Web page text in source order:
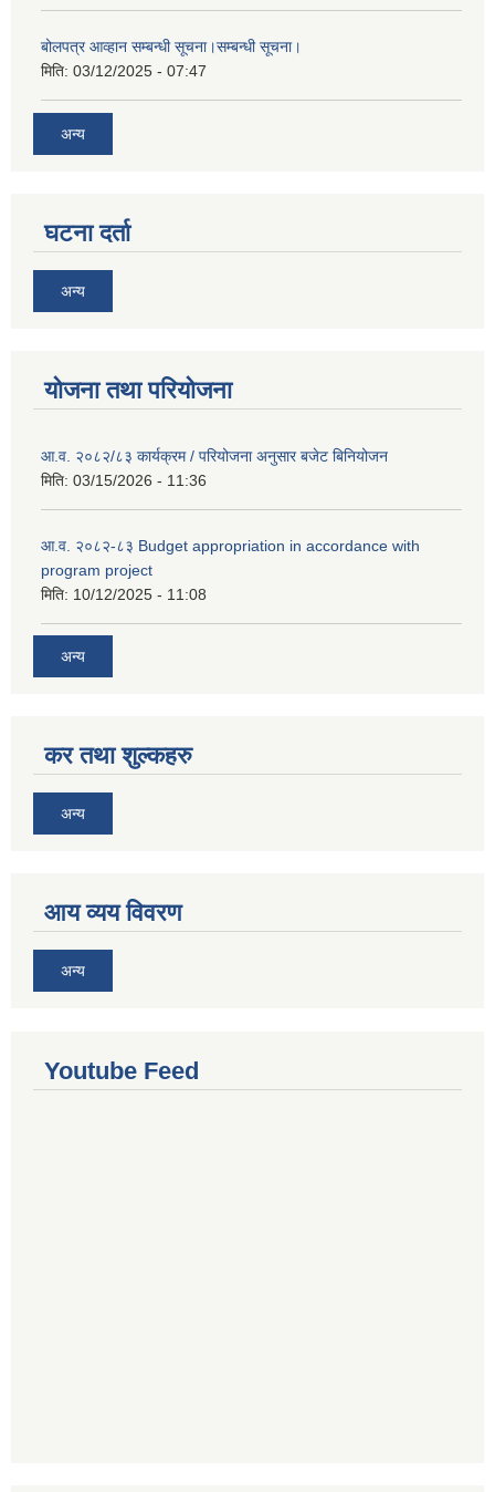
बोलपत्र आव्हान सम्बन्धी सूचना।सम्बन्धी सूचना।
मिति: 03/12/2025 - 07:47
अन्य
घटना दर्ता
अन्य
योजना तथा परियोजना
आ.व. २०८२/८३ कार्यक्रम / परियोजना अनुसार बजेट बिनियोजन
मिति: 03/15/2026 - 11:36
आ.व. २०८२-८३ Budget appropriation in accordance with
program project
मिति: 10/12/2025 - 11:08
अन्य
कर तथा शुल्कहरु
अन्य
आय व्यय विवरण
अन्य
Youtube Feed